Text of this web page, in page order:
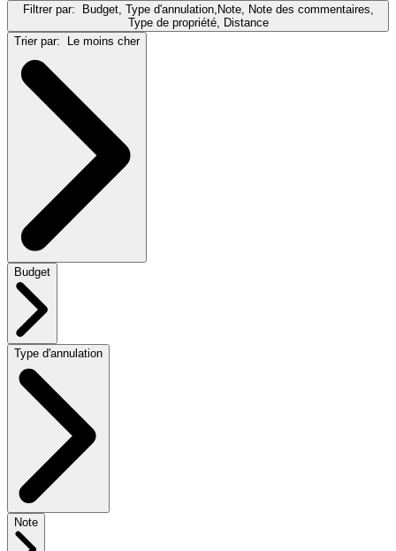
Filtrer par:
Budget, Type d'annulation,Note, Note des commentaires,
Type de propriété, Distance
Trier par:
Le moins cher
Budget
Type d'annulation
Note